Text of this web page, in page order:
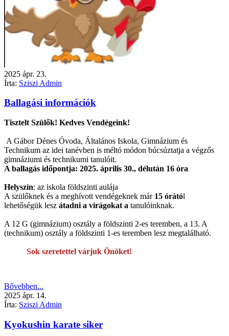
2025 ápr. 23.
Írta: Sziszi Admin
Ballagási információk
Tisztelt Szülők! Kedves Vendégeink!
A Gábor Dénes Óvoda, Általános Iskola, Gimnázium és
Technikum az idei tanévben is méltó módon búcsúztatja a végzős
gimnáziumi és technikumi tanulóit.
A ballagás időpontja: 2025. április 30., délután 16 óra
Helyszín: az iskola földszinti aulája
A szülőknek és a meghívott vendégeknek már 15 órától
lehetőségük lesz átadni a virágokat a tanulóinknak.
A 12 G (gimnázium) osztály a földszinti 2-es teremben, a 13. A
(technikum) osztály a földszinti 1-es teremben lesz megtalálható.
Sok szeretettel várjuk Önöket!
Bővebben...
2025 ápr. 14.
Írta: Sziszi Admin
Kyokushin karate siker